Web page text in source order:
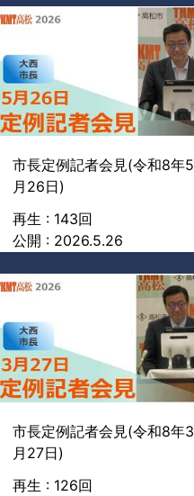
市長定例記者会見(令和8年5
月26日)
再生 : 143回
公開 : 2026.5.26
市長定例記者会見(令和8年3
月27日)
再生 : 126回